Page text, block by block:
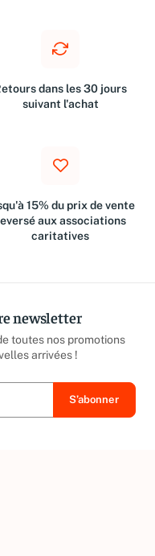
dans les 30 jours
suivant l'achat
15% du prix de vente
aux associations
caritatives
newsletter
toutes nos promotions
arrivées !